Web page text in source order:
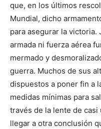
que, en los últimos
Mundial, dicho
para asegurar la victoria.
armada ni fuerza aérea
mermado y
guerra. Muchos de sus
dispuestos a poner fin a
medidas mínimas para
través de la lente de
llegar a otra conclusión